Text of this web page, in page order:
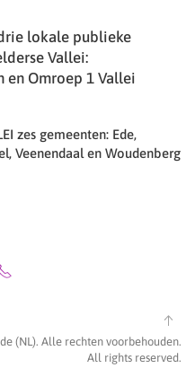
lokale publieke
Vallei:
en Omroep 1 Vallei
zes gemeenten: Ede,
Veenendaal en Woudenberg
(NL). Alle rechten voorbehouden.
All rights reserved.